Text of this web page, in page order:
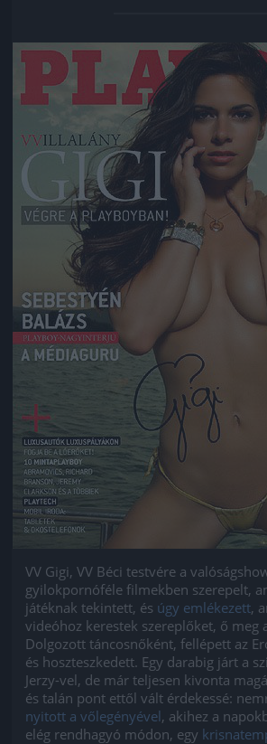
Jön még kép!
VV Gigi, VV Béci testvére a
gyilokpornóféle filmekben szerepelt,
játéknak tekintett, és úgy emlékezett,
videóhoz kerestek szereplőket, ő meg
Dolgozott táncosnőként, fellépett az
és hoszteszkedett. Egy darabig járt a
Jerzy-vel, de már teljesen kivonta
és talán pont ettől vált érdekessé:
nyitott a vőlegényével, akihez a
elég rendhagyó módon, egy